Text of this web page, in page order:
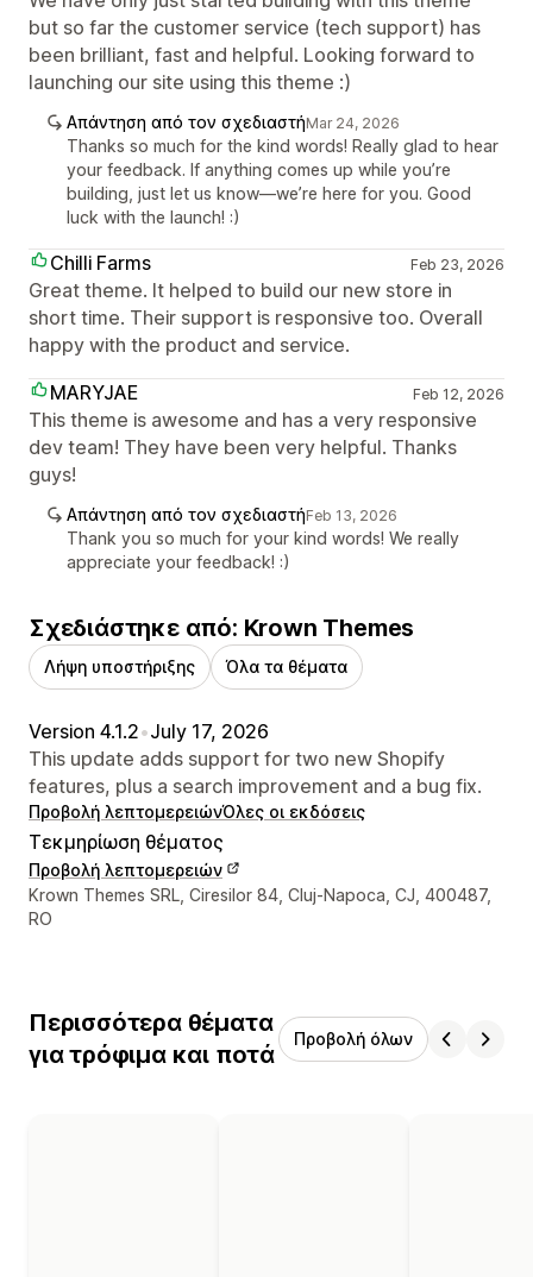
but so far the customer service (tech support) has
been brilliant, fast and helpful. Looking forward to
launching our site using this theme :)
Απάντηση από τον σχεδιαστήMar 24, 2026
Thanks so much for the kind words! Really glad to hear
your feedback. If anything comes up while you’re
building, just let us know—we’re here for you. Good
luck with the launch! :)
Chilli Farms Feb 23, 2026
Great theme. It helped to build our new store in
short time. Their support is responsive too. Overall
happy with the product and service.
MARYJAE
Feb 12, 2026
This theme is awesome and has a very responsive
dev team! They have been very helpful. Thanks
guys!
Απάντηση από τον σχεδιαστήFeb 13, 2026
Thank you so much for your kind words! We really
appreciate your feedback! :)
Σχεδιάστηκε από: Krown Themes
Λήψη υποστήριξης Όλα τα θέματα
Version 4.1.2•July 17, 2026
This update adds support for two new Shopify
features, plus a search improvement and a bug fix.
Προβολή λεπτομερειώνΌλες οι εκδόσεις
Τεκμηρίωση θέματος
Προβολή λεπτομερειών
Στοιχεία επικοινωνίας σχεδιαστή
Krown Themes SRL, Ciresilor 84, Cluj-Napoca, CJ, 400487,
RO
Περισσότερα θέματα
για τρόφιμα και ποτά
Προβολή όλων